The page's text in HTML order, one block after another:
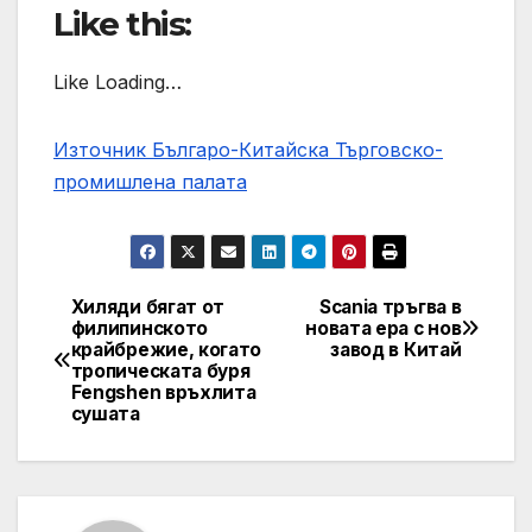
Like this:
Like Loading…
Източник Българо-Китайска Търговско-
промишлена палaта
Навигация
Scania тръгва в
новата ера с нов
завод в Китай
Хиляди бягат от
филипинското
крайбрежие, когато
тропическата буря
Fengshen връхлита
сушата